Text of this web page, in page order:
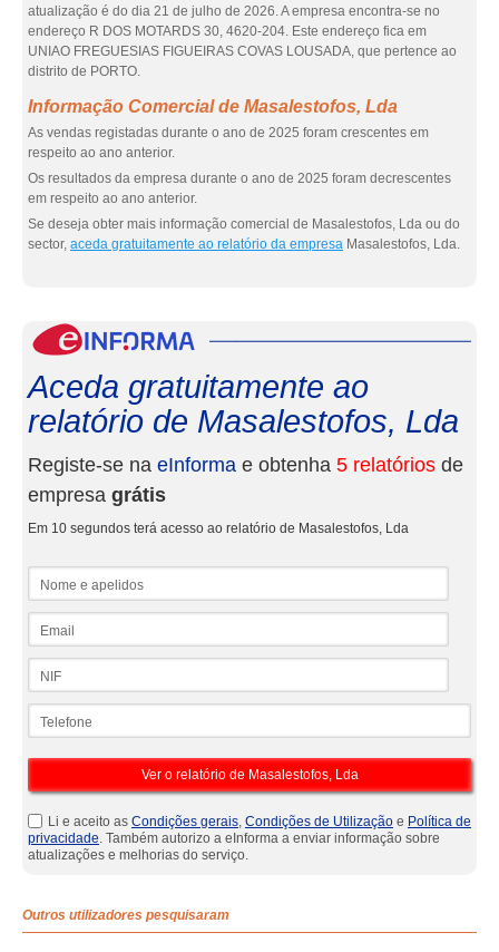
atualização é do dia 21 de julho de 2026. A empresa encontra-se no
endereço R DOS MOTARDS 30, 4620-204. Este endereço fica em
UNIAO FREGUESIAS FIGUEIRAS COVAS LOUSADA, que pertence ao
distrito de PORTO.
Informação Comercial de Masalestofos, Lda
As vendas registadas durante o ano de 2025 foram crescentes em
respeito ao ano anterior.
Os resultados da empresa durante o ano de 2025 foram decrescentes
em respeito ao ano anterior.
Se deseja obter mais informação comercial de Masalestofos, Lda ou do
sector, aceda gratuitamente ao relatório da empresa Masalestofos, Lda.
Aceda gratuitamente ao
relatório de Masalestofos, Lda
Registe-se na eInforma e obtenha 5 relatórios de
empresa grátis
Em 10 segundos terá acesso ao relatório de Masalestofos, Lda
Li e aceito as Condições gerais, Condições de Utilização e Política de
privacidade. Também autorizo a eInforma a enviar informação sobre
atualizações e melhorias do serviço.
Outros utilizadores pesquisaram